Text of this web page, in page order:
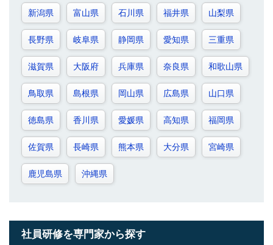
新潟県 富山県 石川県 福井県 山梨県
長野県 岐阜県 静岡県 愛知県 三重県
滋賀県 大阪府 兵庫県 奈良県 和歌山県
鳥取県 島根県 岡山県 広島県 山口県
徳島県 香川県 愛媛県 高知県 福岡県
佐賀県 長崎県 熊本県 大分県 宮崎県
鹿児島県 沖縄県
社員研修を専門家から探す